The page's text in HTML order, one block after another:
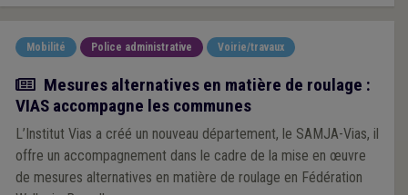
Mobilité Police administrative Voirie/travaux
Article
Mesures alternatives en matière de roulage :
VIAS accompagne les communes
L’Institut Vias a créé un nouveau département, le SAMJA-Vias, il
offre un accompagnement dans le cadre de la mise en œuvre
de mesures alternatives en matière de roulage en Fédération